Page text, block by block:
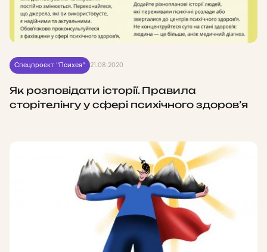
Спецпроєкт "Психея" 21.08.2020
Як розповідати історії. Правила
сторітелінгу у сфері психічного здоров’я